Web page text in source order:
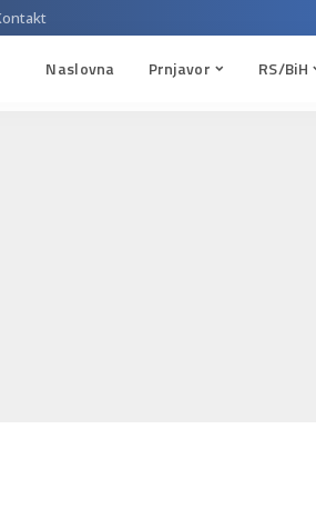
Naslovna Prnjavor RS/BiH